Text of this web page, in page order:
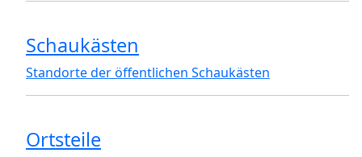
Schaukästen
Standorte der öffentlichen Schaukästen
Ortsteile